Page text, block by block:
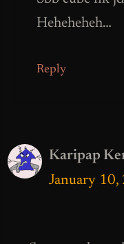
Heheheheh…
Reply
Karipap
January